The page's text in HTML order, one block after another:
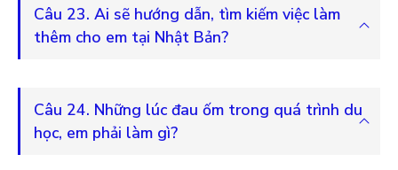
Câu 23. Ai sẽ hướng dẫn, tìm kiếm việc làm
thêm cho em tại Nhật Bản?
Câu 24. Những lúc đau ốm trong quá trình du
học, em phải làm gì?